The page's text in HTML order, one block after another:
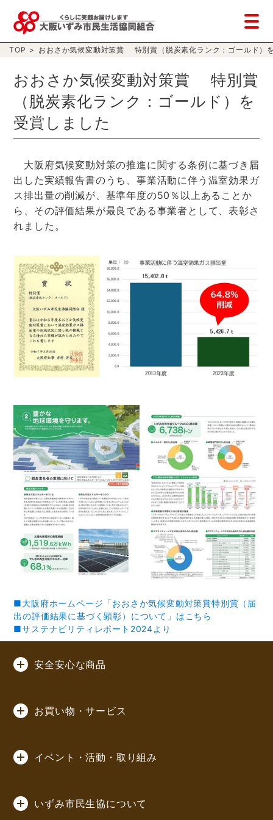
TOP > おおさか気候変動対策賞 特別賞（脱炭素化ランク：ゴールド）
おおさか気候変動対策賞 特別賞
（脱炭素化ランク：ゴールド）を
受賞しました
大阪府気候変動対策の推進に関する条例に基づき届
出した実績報告書のうち、事業活動に伴う温室効果ガ
ス排出量の削減が、基準年度の50％以上あることか
ら、その評価結果が最良である事業者として、表彰さ
れました。
■大阪府ホームページ「おおさか気候変動対策賞特別賞（届
出の評価結果に基づく顕彰）について」はこちら
■サステナビリティレポート2024より
安全安心な商品
お買い物・サービス
イベント・活動・取り組み
いずみ市民生協について